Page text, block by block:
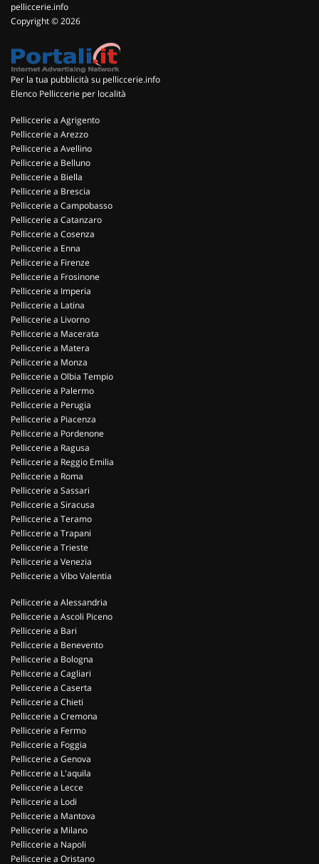
pelliccerie.info
Copyright © 2026
Per la tua pubblicità su pelliccerie.info
Elenco Pelliccerie per località
Pelliccerie a Agrigento
Pelliccerie a Arezzo
Pelliccerie a Avellino
Pelliccerie a Belluno
Pelliccerie a Biella
Pelliccerie a Brescia
Pelliccerie a Campobasso
Pelliccerie a Catanzaro
Pelliccerie a Cosenza
Pelliccerie a Enna
Pelliccerie a Firenze
Pelliccerie a Frosinone
Pelliccerie a Imperia
Pelliccerie a Latina
Pelliccerie a Livorno
Pelliccerie a Macerata
Pelliccerie a Matera
Pelliccerie a Monza
Pelliccerie a Olbia Tempio
Pelliccerie a Palermo
Pelliccerie a Perugia
Pelliccerie a Piacenza
Pelliccerie a Pordenone
Pelliccerie a Ragusa
Pelliccerie a Reggio Emilia
Pelliccerie a Roma
Pelliccerie a Sassari
Pelliccerie a Siracusa
Pelliccerie a Teramo
Pelliccerie a Trapani
Pelliccerie a Trieste
Pelliccerie a Venezia
Pelliccerie a Vibo Valentia
Pelliccerie a Alessandria
Pelliccerie a Ascoli Piceno
Pelliccerie a Bari
Pelliccerie a Benevento
Pelliccerie a Bologna
Pelliccerie a Cagliari
Pelliccerie a Caserta
Pelliccerie a Chieti
Pelliccerie a Cremona
Pelliccerie a Fermo
Pelliccerie a Foggia
Pelliccerie a Genova
Pelliccerie a L'aquila
Pelliccerie a Lecce
Pelliccerie a Lodi
Pelliccerie a Mantova
Pelliccerie a Milano
Pelliccerie a Napoli
Pelliccerie a Oristano